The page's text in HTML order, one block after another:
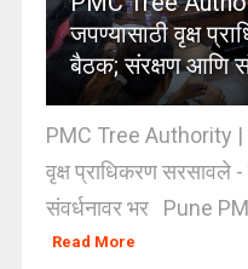
जपण्यासाठी वृक्ष
बैठक; संरक्षण आणि
PMC Tree Authority |
वृक्ष प्राधिकरण सरसावले
संवर्धनावर भर Pune
Read More